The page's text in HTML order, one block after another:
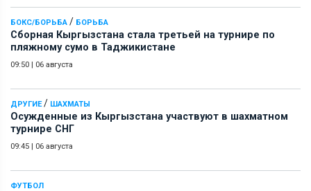
БОКС/БОРЬБА / БОРЬБА
Сборная Кыргызстана стала третьей на турнире по
пляжному сумо в Таджикистане
09:50 | 06 августа
ДРУГИЕ/ ШАХМАТЫ
Осужденные из Кыргызстана участвуют в шахматном
турнире СНГ
09:45 | 06 августа
ФУТБОЛ